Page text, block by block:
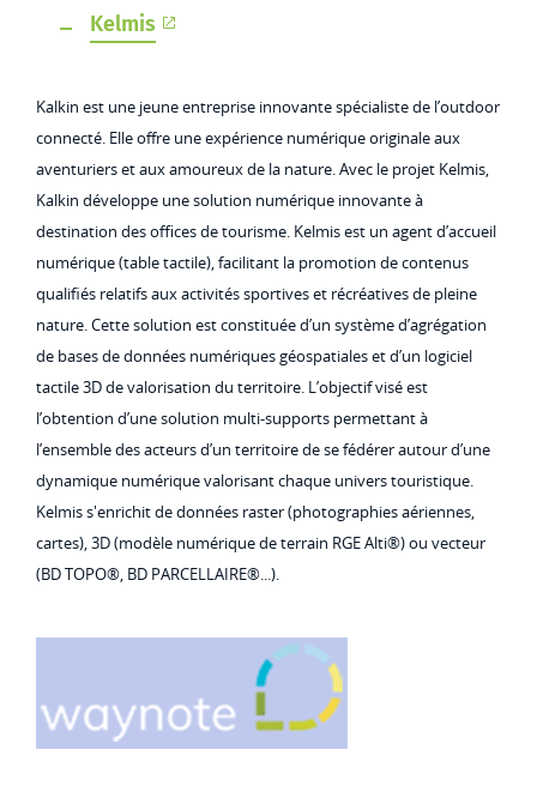
Kelmis
Kalkin est une jeune entreprise innovante spécialiste de l’outdoor
connecté. Elle offre une expérience numérique originale aux
aventuriers et aux amoureux de la nature. Avec le projet Kelmis,
Kalkin développe une solution numérique innovante à
destination des offices de tourisme. Kelmis est un agent d’accueil
numérique (table tactile), facilitant la promotion de contenus
qualifiés relatifs aux activités sportives et récréatives de pleine
nature. Cette solution est constituée d’un système d’agrégation
de bases de données numériques géospatiales et d’un logiciel
tactile 3D de valorisation du territoire. L’objectif visé est
l’obtention d’une solution multi-supports permettant à
l’ensemble des acteurs d’un territoire de se fédérer autour d’une
dynamique numérique valorisant chaque univers touristique.
Kelmis s'enrichit de données raster (photographies aériennes,
cartes), 3D (modèle numérique de terrain RGE Alti®) ou vecteur
(BD TOPO®, BD PARCELLAIRE®...).